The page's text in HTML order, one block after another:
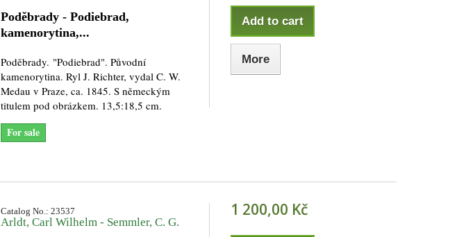
Poděbrady - Podiebrad,
kamenorytina,...
Poděbrady. "Podiebrad". Původní
kamenorytina. Ryl J. Richter, vydal C. W.
Medau v Praze, ca. 1845. S německým
titulem pod obrázkem. 13,5:18,5 cm.
For sale
Add to cart
More
Catalog No.: 23537
Arldt, Carl Wilhelm - Semmler, C. G.
1 200,00 Kč